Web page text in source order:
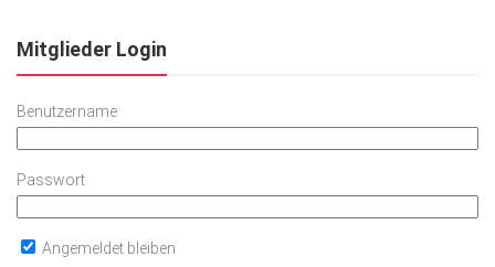
Mitglieder Login
Benutzername
Passwort
Angemeldet bleiben